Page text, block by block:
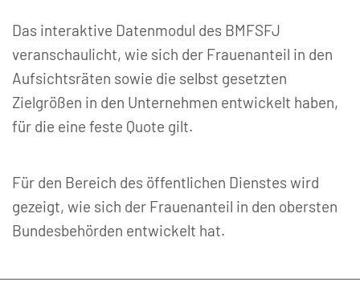
Das interaktive Datenmodul des BMFSFJ
veranschaulicht, wie sich der Frauenanteil in den
Aufsichtsräten sowie die selbst gesetzten
Zielgrößen in den Unternehmen entwickelt haben,
für die eine feste Quote gilt.
Für den Bereich des öffentlichen Dienstes wird
gezeigt, wie sich der Frauenanteil in den obersten
Bundesbehörden entwickelt hat.